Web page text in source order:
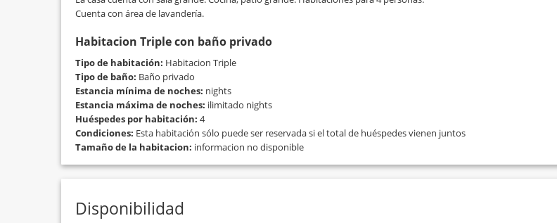
Cuenta con área de lavandería.
Habitacion Triple con baño privado
Tipo de habitación: Habitacion Triple
Tipo de baño: Baño privado
Estancia mínima de noches: nights
Estancia máxima de noches: ilimitado nights
Huéspedes por habitación: 4
Condiciones: Esta habitación sólo puede ser reservada si el total de huéspedes vienen juntos
Tamaño de la habitacion: informacion no disponible
Disponibilidad